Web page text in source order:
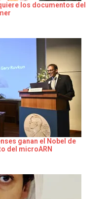
los documentos del
ganan el Nobel de
del microARN